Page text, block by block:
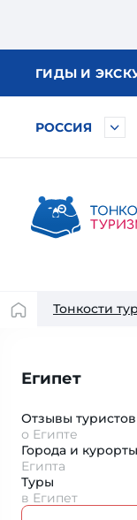
ГИДЫ И
РОССИЯ
Тонкости
Египет
Отзывы туристов
о Египте
Города и курорты
Египта
Туры
в Египет